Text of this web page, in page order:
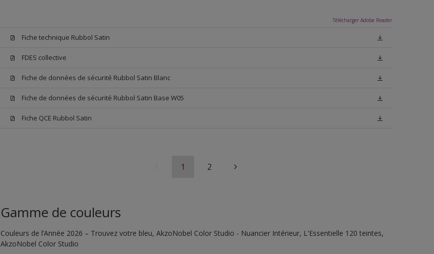
Télécharger Adobe Reader
Fiche technique Rubbol Satin
FDES collective
Fiche de données de sécurité Rubbol Satin Blanc
Fiche de données de sécurité Rubbol Satin Base W05
Fiche QCE Rubbol Satin
1 2
Gamme de couleurs
Couleurs de l’Année 2026 – Trouvez votre bleu, AkzoNobel Color Studio - Nuancier Intérieur, L'Essentielle 120 teintes,
AkzoNobel Color Studio